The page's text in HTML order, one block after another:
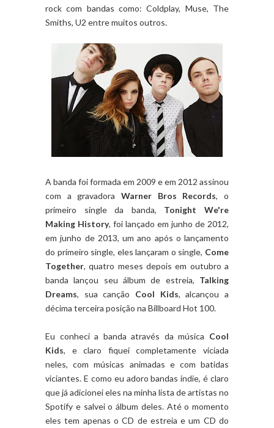
rock com bandas como: Coldplay, Muse, The
Smiths, U2 entre muitos outros.
A banda foi formada em 2009 e em 2012 assinou
com a gravadora Warner Bros Records, o
primeiro single da banda, Tonight We're
Making History, foi lançado em junho de 2012,
em junho de 2013, um ano após o lançamento
do primeiro single, eles lançaram o single, Come
Together, quatro meses depois em outubro a
banda lançou seu álbum de estreia, Talking
Dreams, sua canção Cool Kids, alcançou a
décima terceira posição na Billboard Hot 100.
Eu conheci a banda através da música Cool
Kids, e claro fiquei completamente viciada
neles, com músicas animadas e com batidas
viciantes. E como eu adoro bandas indie, é claro
que já adicionei eles na minha lista de artistas no
Spotify e salvei o álbum deles. Até o momento
eles tem apenas o CD de estreia e um CD do